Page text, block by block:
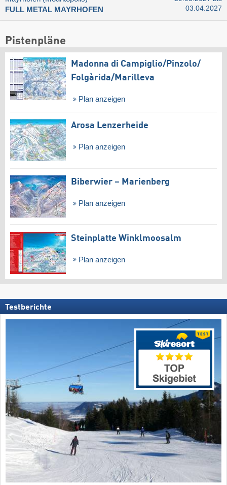
FULL METAL MAYRHOFEN
03.04.2027
Pistenpläne
Madonna di Campiglio/​Pinzolo/​
Folgàrida/​Marilleva
Plan anzeigen
Arosa Lenzerheide
Plan anzeigen
Biberwier – Marienberg
Plan anzeigen
Steinplatte Winklmoosalm
Plan anzeigen
Testberichte